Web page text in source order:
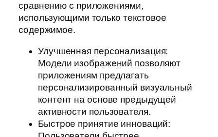
сравнению с приложениями,
использующими только текстовое
содержимое.
Улучшенная персонализация:
Модели изображений позволяют
приложениям предлагать
персонализированный визуальный
контент на основе предыдущей
активности пользователя.
Быстрое принятие инноваций: